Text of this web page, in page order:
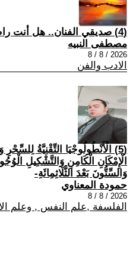
(4) صديقي الفنان.. هل أنت راضٍ عن نفسك؟
مصطفى النبيه
2026 / 8 / 8
الادب والفن
(5) الْأَنْطُولُوجْيَا التِّقْنِيَّةُ
الْإِمْكَانِ الْكَامِنِ وَالتَّشْكِيلِ
وَالسِّتُّونَ بَعْدَ الثَّلَاثِمِائَةِ-
حمودة المعناوي
2026 / 8 / 8
الفلسفة ,علم النفس , وعلم